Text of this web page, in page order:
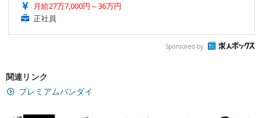
月給27万7,000円～36万円
正社員
Sponsored by
関連リンク
プレミアムバンダイ